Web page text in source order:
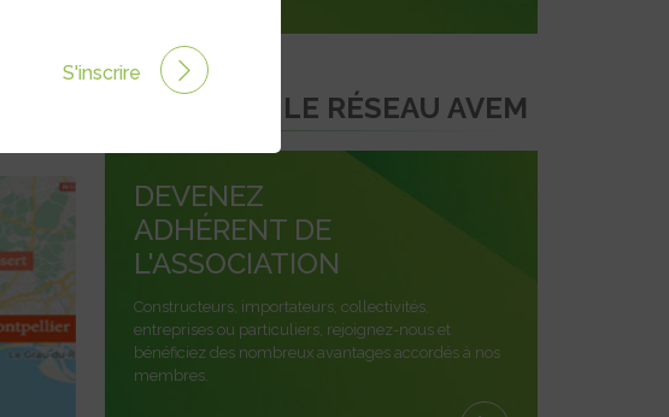
REJOINDRE LE RÉSEAU AVEM
DEVENEZ
ADHÉRENT DE
L'ASSOCIATION
Constructeurs, importateurs, collectivités,
entreprises ou particuliers, rejoignez-nous et
bénéficiez des nombreux avantages accordés à nos
membres.
S'inscrire